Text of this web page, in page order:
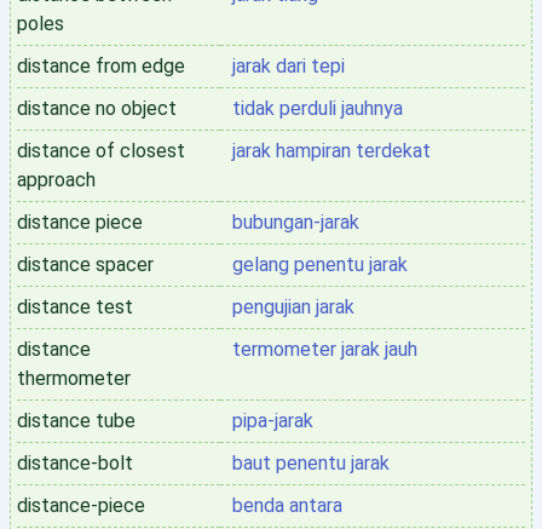
poles
distance from edge
jarak dari tepi
distance no object
tidak perduli jauhnya
distance of closest
approach
jarak hampiran terdekat
distance piece
bubungan-jarak
distance spacer
gelang penentu jarak
distance test
pengujian jarak
distance
thermometer
termometer jarak jauh
distance tube
pipa-jarak
distance-bolt
baut penentu jarak
distance-piece
benda antara